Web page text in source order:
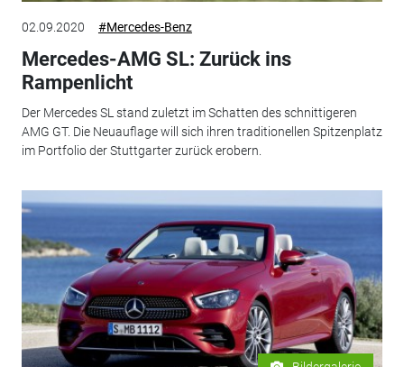
02.09.2020 #Mercedes-Benz
Mercedes-AMG SL: Zurück ins
Rampenlicht
Der Mercedes SL stand zuletzt im Schatten des schnittigeren
AMG GT. Die Neuauflage will sich ihren traditionellen Spitzenplatz
im Portfolio der Stuttgarter zurück erobern.